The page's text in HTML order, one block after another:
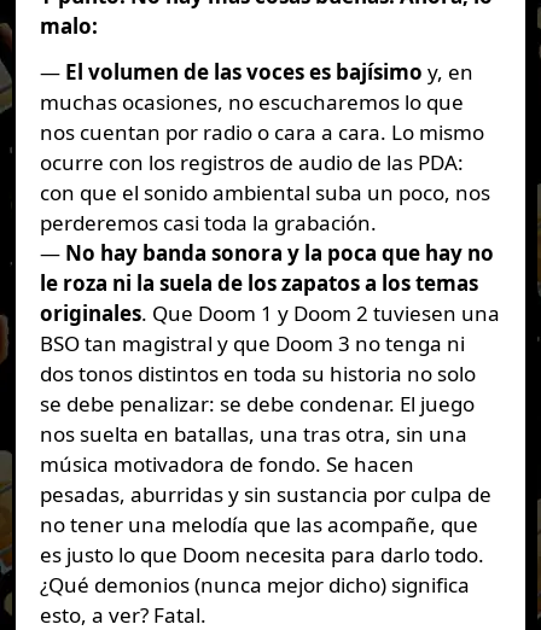
malo:
— El volumen de las voces es bajísimo y, en
muchas ocasiones, no escucharemos lo que
nos cuentan por radio o cara a cara. Lo mismo
ocurre con los registros de audio de las PDA:
con que el sonido ambiental suba un poco, nos
perderemos casi toda la grabación.
— No hay banda sonora y la poca que hay no
le roza ni la suela de los zapatos a los temas
originales. Que Doom 1 y Doom 2 tuviesen una
BSO tan magistral y que Doom 3 no tenga ni
dos tonos distintos en toda su historia no solo
se debe penalizar: se debe condenar. El juego
nos suelta en batallas, una tras otra, sin una
música motivadora de fondo. Se hacen
pesadas, aburridas y sin sustancia por culpa de
no tener una melodía que las acompañe, que
es justo lo que Doom necesita para darlo todo.
¿Qué demonios (nunca mejor dicho) significa
esto, a ver? Fatal.